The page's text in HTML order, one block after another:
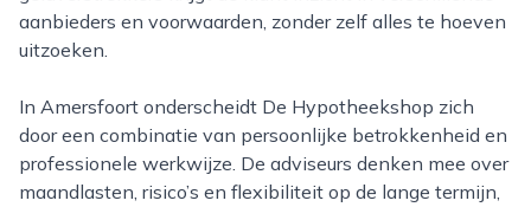
aanbieders en voorwaarden, zonder zelf alles te hoeven
uitzoeken.
In Amersfoort onderscheidt De Hypotheekshop zich
door een combinatie van persoonlijke betrokkenheid en
professionele werkwijze. De adviseurs denken mee over
maandlasten, risico’s en flexibiliteit op de lange termijn,